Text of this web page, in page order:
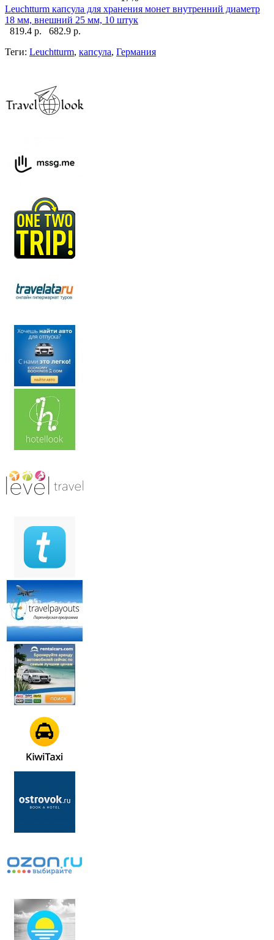
Leuchtturm капсула для хранения монет внутренний диаметр
18 мм, внешний 25 мм, 10 штук
819.4 р.
682.9 р.
Теги: Leuchtturm, капсула, Германия